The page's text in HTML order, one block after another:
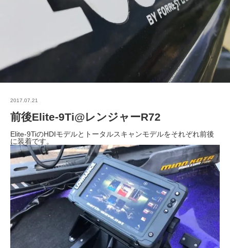
2017.07.21
前後Elite-9Ti@レンジャーR72
Elite-9TiのHDIモデルとトータルスキャンモデルをそれぞれ前後
に装着です。